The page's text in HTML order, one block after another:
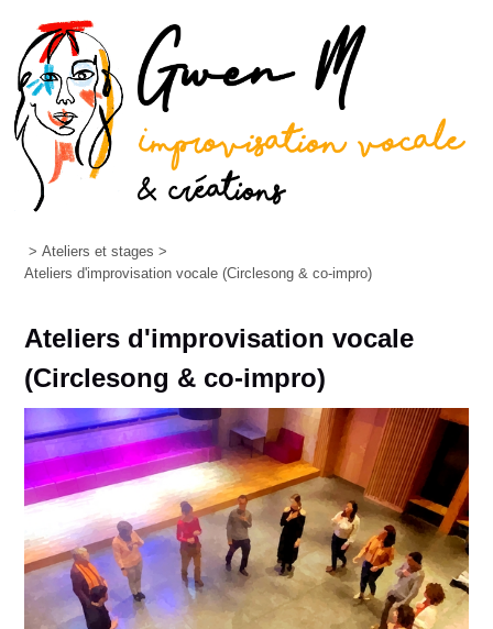
> Ateliers et stages >
Ateliers d'improvisation vocale (Circlesong & co-impro)
Ateliers d'improvisation vocale
(Circlesong & co-impro)